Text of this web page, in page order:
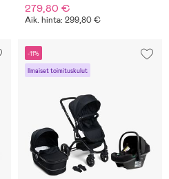
279,80 €
Aik. hinta: 299,80 €
-11%
Ilmaiset toimituskulut